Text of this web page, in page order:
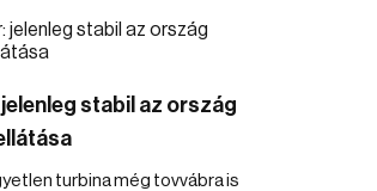
jelenleg stabil az ország
turbina még tovvábra is